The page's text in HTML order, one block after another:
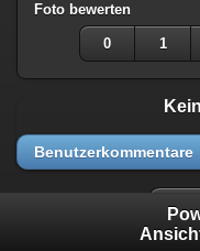
Foto bewerten
0 1
Benutzerkommentare